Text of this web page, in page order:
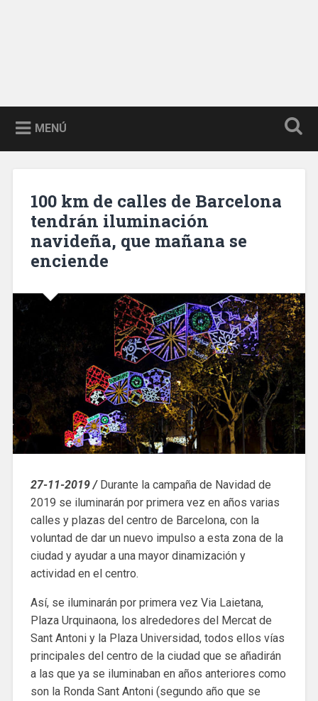
MENÚ
100 km de calles de Barcelona
tendrán iluminación
navideña, que mañana se
enciende
27-11-2019 /Durante la campaña de Navidad de
2019 se iluminarán por primera vez en años varias
calles y plazas del centro de Barcelona, con la
voluntad de dar un nuevo impulso a esta zona de la
ciudad y ayudar a una mayor dinamización y
actividad en el centro.
Así, se iluminarán por primera vez Via Laietana,
Plaza Urquinaona, los alrededores del Mercat de
Sant Antoni y la Plaza Universidad, todos ellos vías
principales del centro de la ciudad que se añadirán
a las que ya se iluminaban en años anteriores como
son la Ronda Sant Antoni (segundo año que se